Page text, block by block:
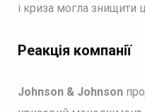
і криза могла знищити
Реакція компанії
Johnson & Johnson